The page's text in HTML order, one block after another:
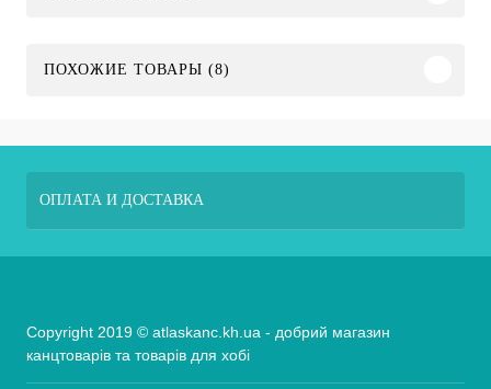
ПОХОЖИЕ ТОВАРЫ (8)
ОПЛАТА И ДОСТАВКА
Copyright 2019 © atlaskanc.kh.ua - добрий магазин
канцтоварів та товарів для хобі